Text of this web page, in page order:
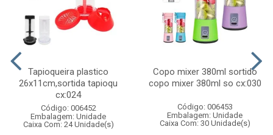
Tapioqueira plastico
26x11cm,sortida tapioqu
cx:024
Código: 006452
Embalagem: Unidade
Caixa Com: 24 Unidade(s)
Copo mixer 380ml sortido
copo mixer 380ml so cx:030
Código: 006453
Embalagem: Unidade
Caixa Com: 30 Unidade(s)